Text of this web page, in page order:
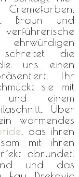
Braun und
die
uns einen
Ihr
sie mit
und einem
Über
wärmendes
, das ihren
mit ihren
abrundet.
und das